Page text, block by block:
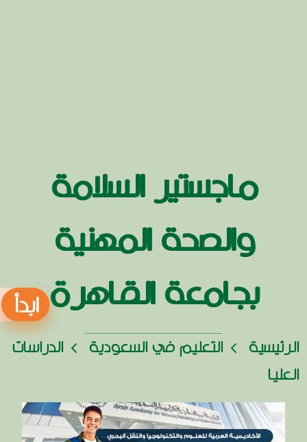
ماجستير السلامة
والصحة المهنية
بجامعة القاهرة
الرئيسية التعليم في السعودية
الدراسات
العليا